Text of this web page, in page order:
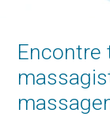
Encontre